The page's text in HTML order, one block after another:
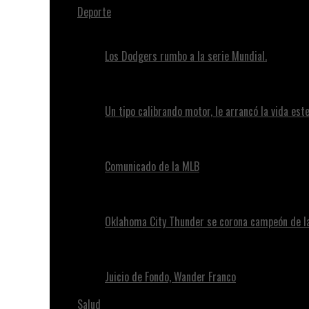
Deporte
Los Dodgers rumbo a la serie Mundial.
Un tipo calibrando motor, le arrancó la vida
Comunicado de la MLB
Oklahoma City Thunder se corona campeón de
Juicio de Fondo, Wander Franco
Salud